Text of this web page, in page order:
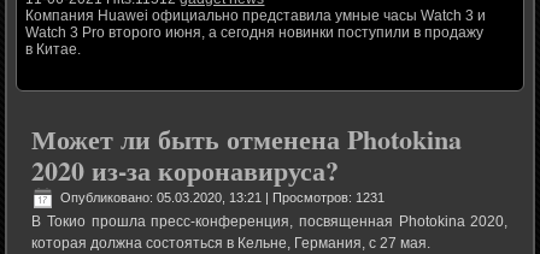
Компания Huawei официально представила умные часы Watch 3 и
Watch 3 Pro второго июня, а сегодня новинки поступили в продажу
в Китае.
Может ли быть отменена Photokina
2020 из-за коронавируса?
Опубликовано: 05.03.2020, 13:21 | Просмотров: 1231
В Токио прошла пресс-конференция, посвященная Photokina 2020,
которая должна состояться в Кельне, Германия, с 27 мая.